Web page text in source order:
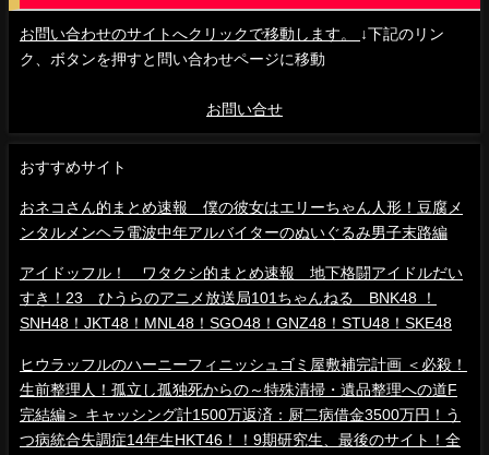
お問い合わせのサイトへクリックで移動します。
↓下記のリン
ク、ボタンを押すと問い合わせページに移動
お問い合せ
おすすめサイト
おネコさん的まとめ速報 僕の彼女はエリーちゃん人形！豆腐メ
ンタルメンヘラ電波中年アルバイターのぬいぐるみ男子末路編
アイドッフル！ ワタクシ的まとめ速報 地下格闘アイドルだい
すき！23 ひうらのアニメ放送局101ちゃんねる BNK48 ！
SNH48！JKT48！MNL48！SGO48！GNZ48！STU48！SKE48
ヒウラッフルのハーニーフィニッシュゴミ屋敷補完計画 ＜必殺！
生前整理人！孤立し孤独死からの～特殊清掃・遺品整理への道F
完結編＞ キャッシング計1500万返済：厨二病借金3500万円！う
つ病統合失調症14年生HKT46！！9期研究生、最後のサイト！全